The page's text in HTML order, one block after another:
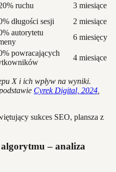
ruchu
3 miesiące
długości sesji
2 miesiące
autorytetu
6 miesięcy
powracających
4 miesiące
X i ich wpływ na wyniki.
Cyrek Digital, 2024
– analiza